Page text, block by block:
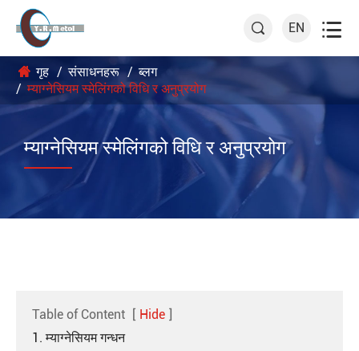
 EN 
गृह संसाधनहरू
ब्लग
म्याग्नेसियम स्मेलिंगको विधि र अनुप्रयोग
म्याग्नेसियम स्मेलिंगको विधि र अनुप्रयोग
Table of Content [ Hide ]
1. म्याग्नेसियम गन्धन